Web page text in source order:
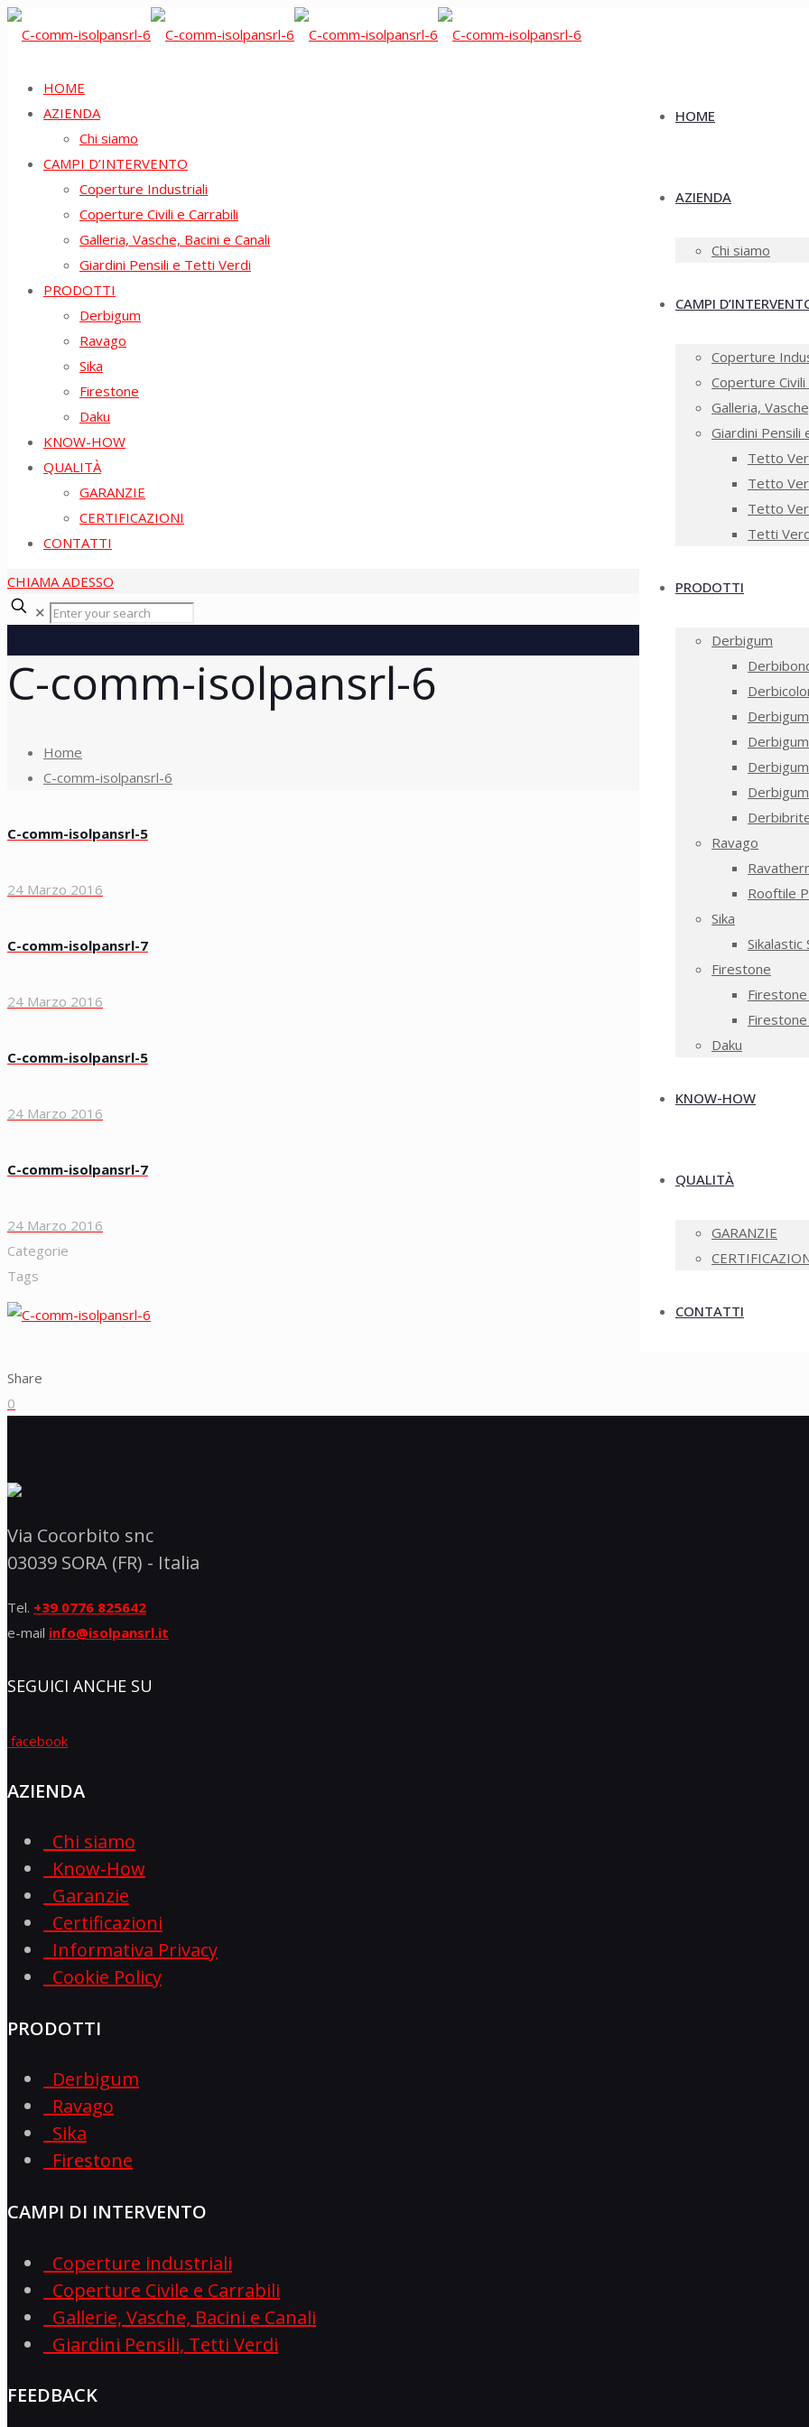
HOME
AZIENDA
Chi siamo
CAMPI
Coperture
Coperture Civili
Galleria,
Giardini Pensili
Tetto
Tetto
Tetto
Tetti
PRODOTTI
Derbigum
Ravago
Rooftile
Sika
Firestone
Daku
KNOW-HOW
QUALITÀ
GARANZIE
CONTATTI
HOME
AZIENDA
Chi siamo
CAMPI D’INTERVENTO
Coperture Industriali
Coperture Civili e Carrabili
Galleria, Vasche, Bacini e Canali
Giardini Pensili e Tetti Verdi
PRODOTTI
Derbigum
Ravago
Sika
Firestone
Daku
KNOW-HOW
QUALITÀ
GARANZIE
CERTIFICAZIONI
CONTATTI
CHIAMA ADESSO
✕
C-comm-isolpansrl-6
Home
C-comm-isolpansrl-6
C-comm-isolpansrl-5
24 Marzo 2016
C-comm-isolpansrl-7
24 Marzo 2016
C-comm-isolpansrl-5
24 Marzo 2016
C-comm-isolpansrl-7
24 Marzo 2016
Categorie
Tags
Share
0
Via Cocorbito snc
03039 SORA (FR) - Italia
Tel. +39 0776 825642
e-mail info@isolpansrl.it
SEGUICI ANCHE SU
facebook
AZIENDA
Chi siamo
Know-How
Garanzie
Certificazioni
Informativa Privacy
Cookie Policy
PRODOTTI
Derbigum
Ravago
Sika
Firestone
CAMPI DI INTERVENTO
Coperture industriali
Coperture Civile e Carrabili
Gallerie, Vasche, Bacini e Canali
Giardini Pensili, Tetti Verdi
FEEDBACK